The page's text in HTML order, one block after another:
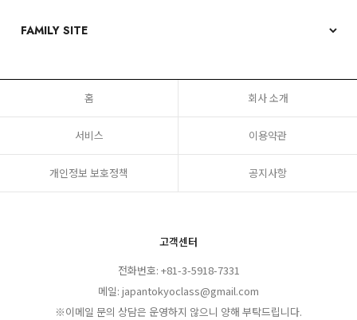
홈 회사 소개
서비스 이용약관
개인정보 보호정책 공지사항
고객센터
전화번호: +81-3-5918-7331
메일: japantokyoclass@gmail.com
※이메일 문의 상담은 운영하지 않으니 양해 부탁드립니다.